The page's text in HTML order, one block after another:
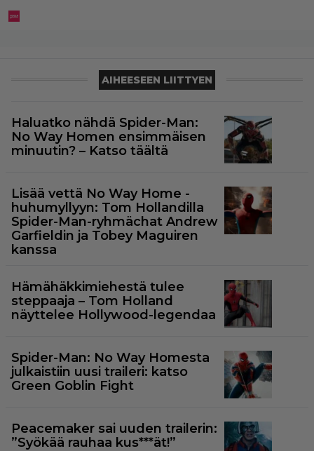
AIHEESEEN LIITTYEN
Haluatko nähdä Spider-Man:
No Way Homen ensimmäisen
minuutin? – Katso täältä
Lisää vettä No Way Home -
huhumyllyyn: Tom Hollandilla
Spider-Man-ryhmächat Andrew
Garfieldin ja Tobey Maguiren
kanssa
Hämähäkkimiehestä tulee
steppaaja – Tom Holland
näyttelee Hollywood-legendaa
Spider-Man: No Way Homesta
julkaistiin uusi traileri: katso
Green Goblin Fight
Peacemaker sai uuden trailerin:
”Syökää rauhaa kus***ät!”